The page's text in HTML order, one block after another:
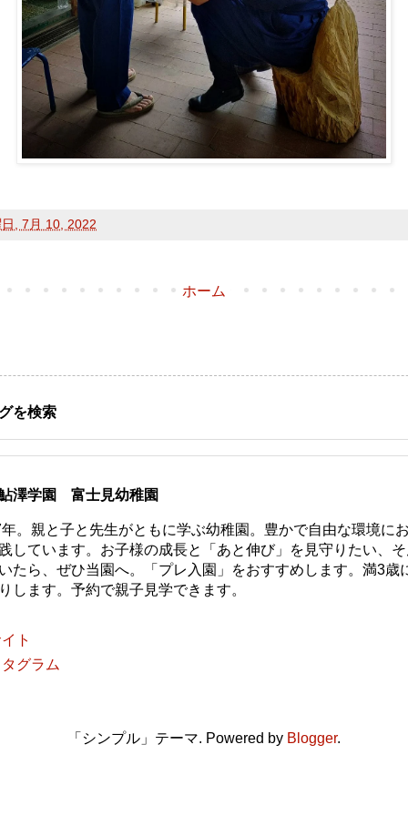
, 7月 10, 2022
ホーム
を検索
澤学園 富士見幼稚園
。親と子と先生がともに学ぶ幼稚園。豊かで自由な環境に
しています。お子様の成長と「あと伸び」を見守りたい、
たら、ぜひ当園へ。「プレ入園」をおすすめします。満3歳
します。予約で親子見学できます。
ト
グラム
「シンプル」テーマ. Powered by Blogger.